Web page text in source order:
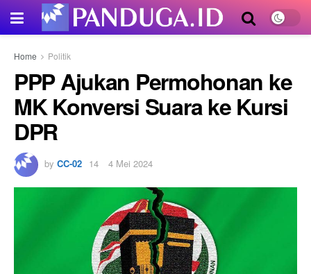
Home Politik
PPP Ajukan Permohonan ke
MK Konversi Suara ke Kursi
DPR
by CC-02 4 Mei 2024